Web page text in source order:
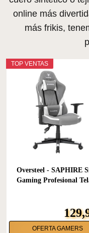
online más
más frikis,
TOP VENTAS
Oversteel - SAPHIRE
Gaming Profesional
OFERTA GAMERS